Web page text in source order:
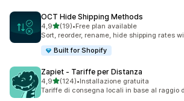
OCT Hide Shipping Methods
4,9stelle su 5
(19)
19 recensioni totali
•Free plan available
Sort, reorder, rename, hide shipping rates
Built for Shopify
Zapiet ‑ Tariffe per Distanza
4,9stelle su 5
(124)
124 recensioni totali
•Installazione gratuita
Tariffe di consegna locali in base al raggio